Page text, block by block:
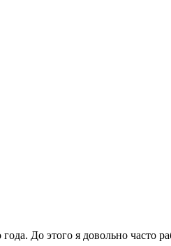
До этого я довольно